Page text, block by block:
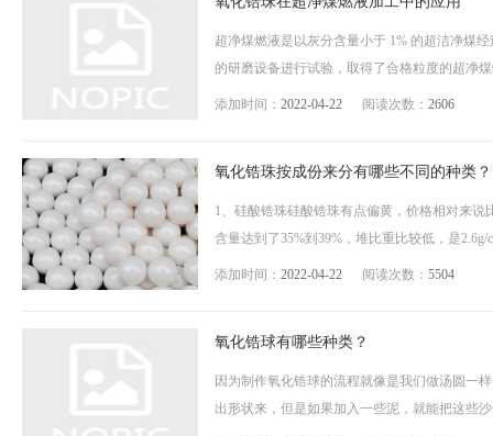
超净煤燃液是以灰分含量小于 1% 的超洁净煤
的研磨设备进行试验，取得了合格粒度的超净
添加时间： 2022-04-22 阅读次数： 2606
氧化锆珠按成份来分有哪些不同的种类？
1、硅酸锆珠硅酸锆珠有点偏黄，价格相对来
含量达到了35%到39%，堆比重比较低，是
添加时间： 2022-04-22 阅读次数： 5504
氧化锆球有哪些种类？
因为制作氧化锆球的流程就像是我们做汤圆一
出形状来，但是如果加入一些泥，就能把这些